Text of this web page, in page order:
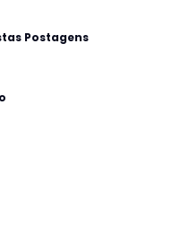
Postagens